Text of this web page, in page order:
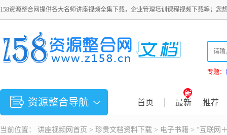
158资源整合网提供各大名师讲座视频全集下载，企业管理培训课程视频下载等；您
专题：
资源整合导航 首页 最新 推荐
当前位置： 讲座视频 网首页 > 珍贵文档资料下载 > 电子书籍 > “互联网